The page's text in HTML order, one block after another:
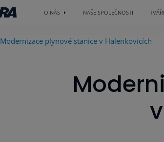
O NÁS NAŠE SPOLEČNOSTI
Modernizace plynové stanice v Halenkovicích